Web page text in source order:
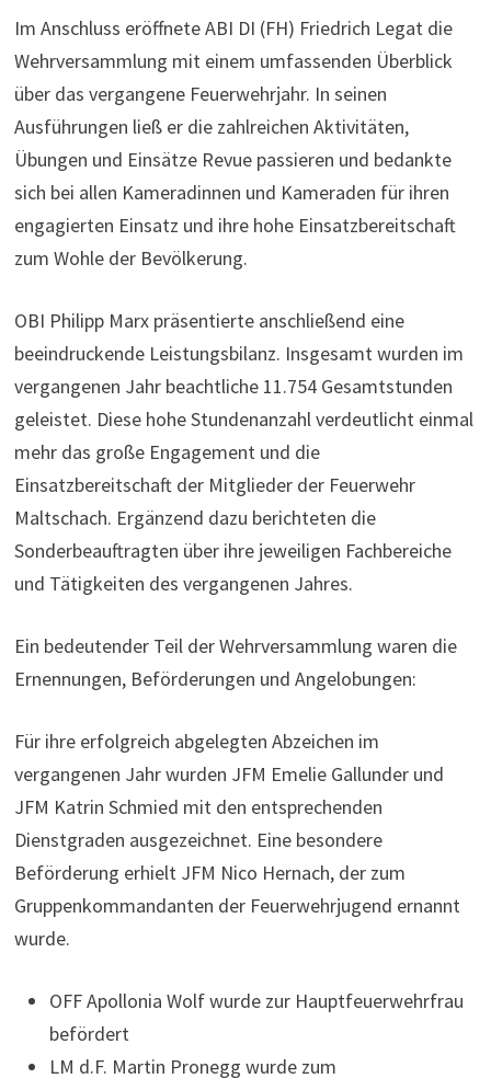
Im Anschluss eröffnete ABI DI (FH) Friedrich Legat die
Wehrversammlung mit einem umfassenden Überblick
über das vergangene Feuerwehrjahr. In seinen
Ausführungen ließ er die zahlreichen Aktivitäten,
Übungen und Einsätze Revue passieren und bedankte
sich bei allen Kameradinnen und Kameraden für ihren
engagierten Einsatz und ihre hohe Einsatzbereitschaft
zum Wohle der Bevölkerung.
OBI Philipp Marx präsentierte anschließend eine
beeindruckende Leistungsbilanz. Insgesamt wurden im
vergangenen Jahr beachtliche 11.754 Gesamtstunden
geleistet. Diese hohe Stundenanzahl verdeutlicht einmal
mehr das große Engagement und die
Einsatzbereitschaft der Mitglieder der Feuerwehr
Maltschach. Ergänzend dazu berichteten die
Sonderbeauftragten über ihre jeweiligen Fachbereiche
und Tätigkeiten des vergangenen Jahres.
Ein bedeutender Teil der Wehrversammlung waren die
Ernennungen, Beförderungen und Angelobungen:
Für ihre erfolgreich abgelegten Abzeichen im
vergangenen Jahr wurden JFM Emelie Gallunder und
JFM Katrin Schmied mit den entsprechenden
Dienstgraden ausgezeichnet. Eine besondere
Beförderung erhielt JFM Nico Hernach, der zum
Gruppenkommandanten der Feuerwehrjugend ernannt
wurde.
OFF Apollonia Wolf wurde zur Hauptfeuerwehrfrau
befördert
LM d.F. Martin Pronegg wurde zum